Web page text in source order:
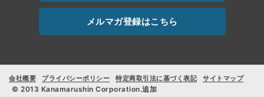
メルマガ登録はこちら
会社概要 プライバシーポリシー 特定商取引法に基づく表記 サイトマップ
© 2013 Kanamarushin Corporation.追加